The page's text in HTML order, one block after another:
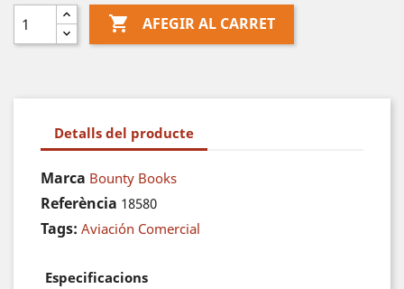
 AFEGIR AL CARRET
Detalls del producte
Marca Bounty Books
Referència 18580
Tags: Aviación Comercial
Especificacions